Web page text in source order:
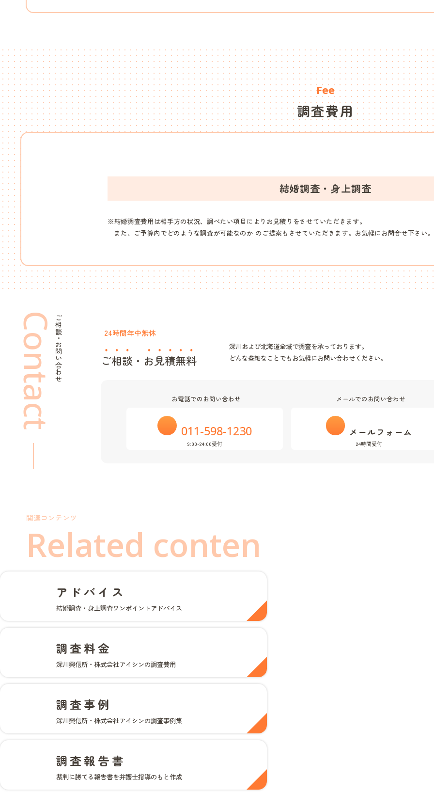
Fee
調査費用
結婚調査・身上調査
※結婚調査費用は相手方の状況、調べたい項目によりお見積りをさせていただきます。
また、ご予算内でどのような調査が可能なのか のご提案もさせていただきます。お気軽にお問合せ下さい。
ご相談・お問い合わせ
Contact 24時間年中無休
ご相談 ・ お見積無料
深川および北海道全域で調査を承っております。
どんな些細なことでもお気軽にお問い合わせください。
お電話でのお問い合わせ
011-598-1230
9:00-24:00受付
メールでのお問い合わせ
メールフォーム
24時間受付
関連コンテンツ
Related conten
アドバイス
結婚調査・身上調査ワンポイントアドバイス
調査料金
深川興信所・株式会社アイシンの調査費用
調査事例
深川興信所・株式会社アイシンの調査事例集
調査報告書
裁判に勝てる報告書を弁護士指導のもと作成